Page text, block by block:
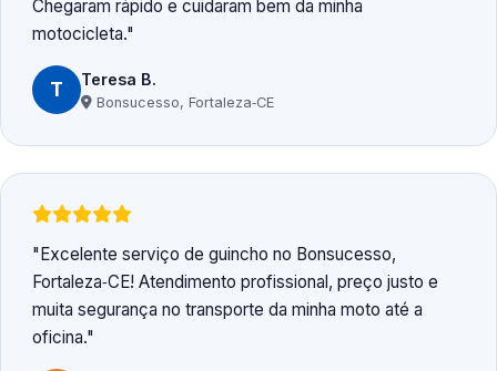
Chegaram rápido e cuidaram bem da minha
motocicleta.
T Teresa B.
Bonsucesso, Fortaleza‑CE
Excelente serviço de guincho no Bonsucesso,
Fortaleza‑CE! Atendimento profissional, preço justo e
muita segurança no transporte da minha moto até a
oficina.